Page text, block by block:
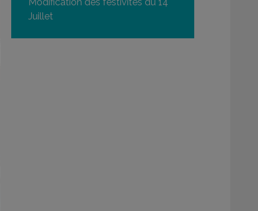
Juillet